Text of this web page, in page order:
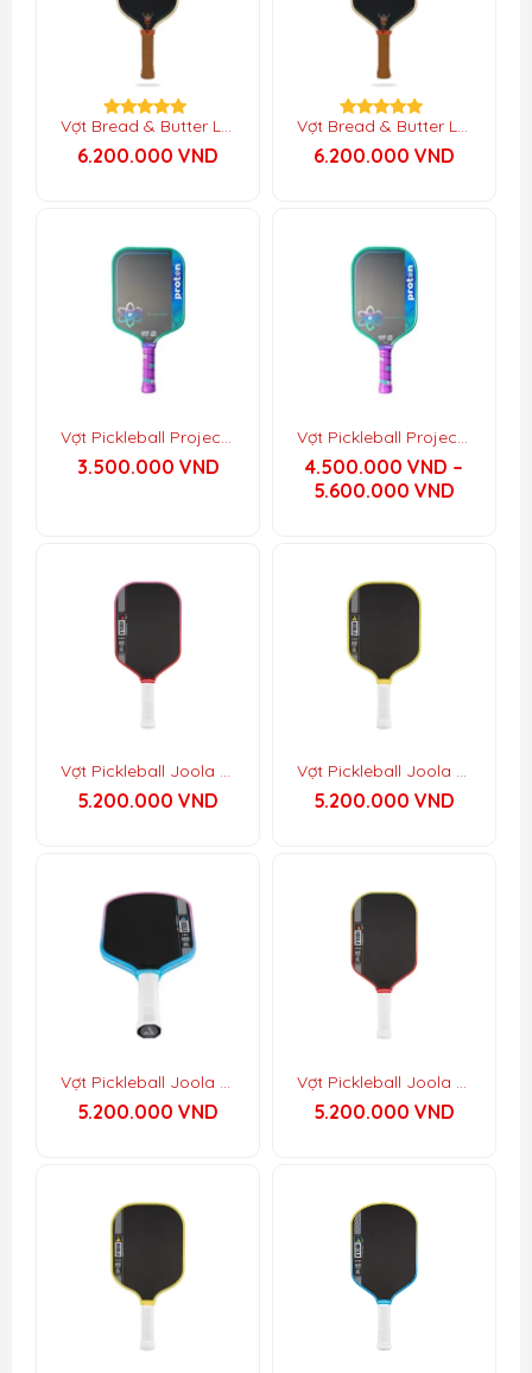
Được xếp
hạng
5.00
Vợt Bread & Butter Loco 16mm – Elongated
6.200.000 VND
Được xếp
hạng
5.00
Vợt Bread & Butter Loco 16mm – Hybrid
6.200.000 VND
Vợt Pickleball Project Peacock Wide Body (Series Three)
3.500.000 VND
Vợt Pickleball Project Peacock Elongated (Series Three)
4.500.000 VND –
5.600.000 VND
Vợt Pickleball Joola Perseus Pro IV – Asia Colorway
5.200.000 VND
Vợt Pickleball Joola Scorpeus Pro IV – Asia Colorway
5.200.000 VND
Vợt Pickleball Joola Hyperion Pro IV – Asia Colorway
5.200.000 VND
Vợt Pickleball Joola Perseus Pro IV – Vietnam Colorway
5.200.000 VND